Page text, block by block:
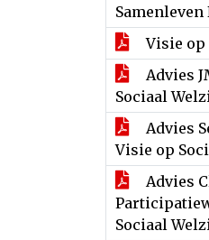
Visie op
Advies
Sociaal
Advies
Visie op
Advies
Sociaal